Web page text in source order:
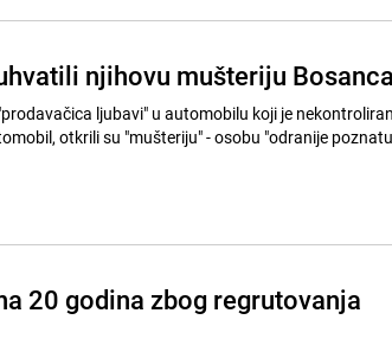
njihovu mušteriju Bosanca
ljubavi" u automobilu koji je
otkrili su "mušteriju" - osobu "odranije
20 godina zbog regrutovanja